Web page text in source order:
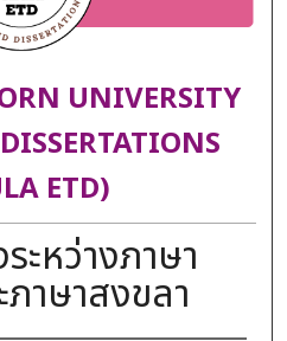
UNIVERSITY
ETD)
ะหว่างภาษา
าษาสงขลา